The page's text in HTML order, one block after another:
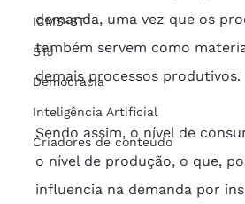
ICMS-ST
STJ
Democracia
Inteligência Artificial
Criadores de conteúdo
demanda, uma vez que os
também servem como
demais processos produtivos.
Sendo assim, o nível de
o nível de produção, o que,
influencia na demanda por